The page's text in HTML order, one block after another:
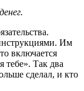
Им
включается
Так два
сделал, и кто